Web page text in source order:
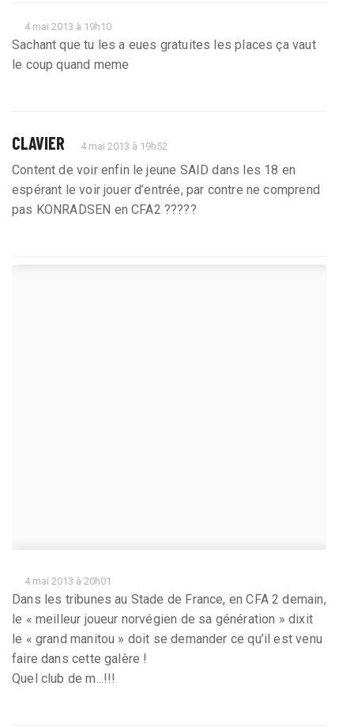
4 mai 2013 à 19h10
Sachant que tu les a eues gratuites les places ça vaut
le coup quand meme
CLAVIER 4 mai 2013 à 19h52
Content de voir enfin le jeune SAID dans les 18 en
espérant le voir jouer d’entrée, par contre ne comprend
pas KONRADSEN en CFA2 ?????
4 mai 2013 à 20h01
Dans les tribunes au Stade de France, en CFA 2 demain,
le « meilleur joueur norvégien de sa génération » dixit
le « grand manitou » doit se demander ce qu’il est venu
faire dans cette galère !
Quel club de m...!!!